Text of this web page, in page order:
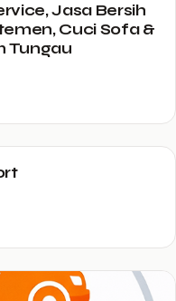
Jasa Bersih
Cuci Sofa &
Tungau